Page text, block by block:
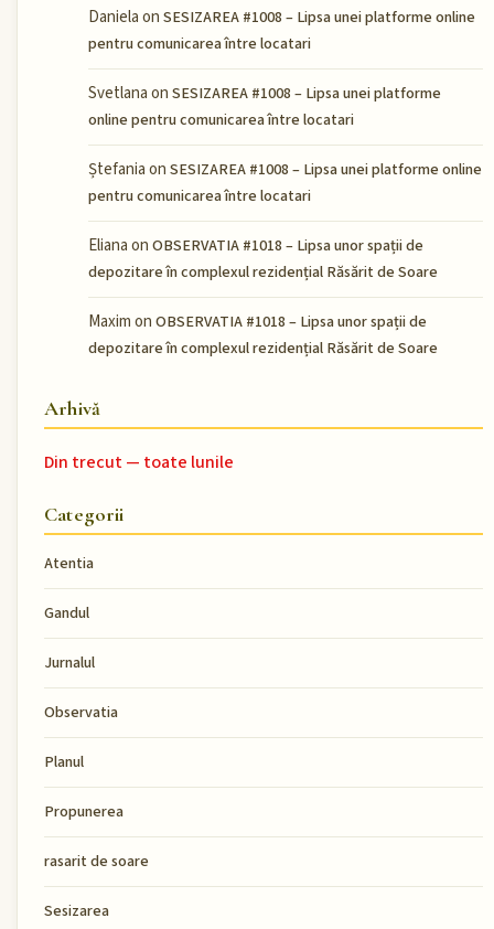
Danielaon SESIZAREA #1008 – Lipsa unei platforme online
pentru comunicarea între locatari
Svetlanaon SESIZAREA #1008 – Lipsa unei platforme
online pentru comunicarea între locatari
Ștefaniaon SESIZAREA #1008 – Lipsa unei platforme online
pentru comunicarea între locatari
Elianaon OBSERVATIA #1018 – Lipsa unor spații de
depozitare în complexul rezidențial Răsărit de Soare
Maximon OBSERVATIA #1018 – Lipsa unor spații de
depozitare în complexul rezidențial Răsărit de Soare
Arhivă
Din trecut — toate lunile
Categorii
Atentia
Gandul
Jurnalul
Observatia
Planul
Propunerea
rasarit de soare
Sesizarea